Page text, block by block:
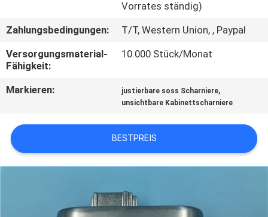
VERBINDUNG
NACHRICHTEN
SITEMAP
Vorrates ständig)
Zahlungsbedingungen:
T/T, Western Union, , Paypal
Versorgungsmaterial-
Fähigkeit:
10.000 Stück/Monat
Markieren: justierbare soss Scharniere,
unsichtbare Kabinettscharniere
BESTPREIS